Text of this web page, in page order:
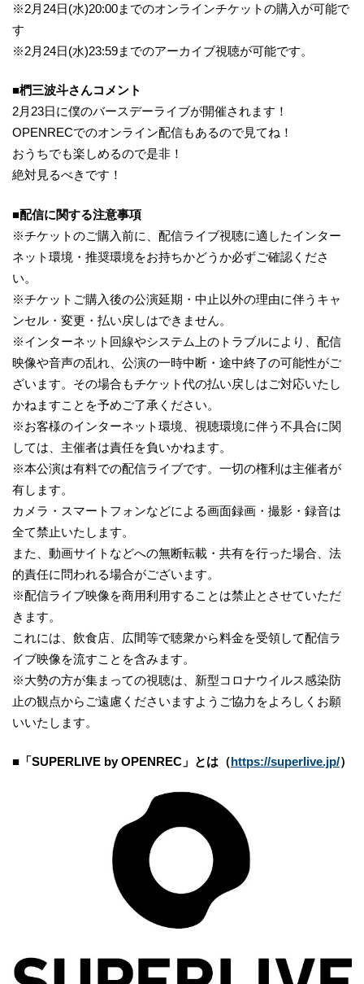
※2月24日(水)20:00までのオンラインチケットの購入が可能で
す
※2月24日(水)23:59までのアーカイブ視聴が可能です。
■椚三波斗さんコメント
2月23日に僕のバースデーライブが開催されます！
OPENRECでのオンライン配信もあるので見てね！
おうちでも楽しめるので是非！
絶対見るべきです！
■配信に関する注意事項
※チケットのご購入前に、配信ライブ視聴に適したインター
ネット環境・推奨環境をお持ちかどうか必ずご確認くださ
い。
※チケットご購入後の公演延期・中止以外の理由に伴うキャ
ンセル・変更・払い戻しはできません。
※インターネット回線やシステム上のトラブルにより、配信
映像や音声の乱れ、公演の一時中断・途中終了の可能性がご
ざいます。その場合もチケット代の払い戻しはご対応いたし
かねますことを予めご了承ください。
※お客様のインターネット環境、視聴環境に伴う不具合に関
しては、主催者は責任を負いかねます。
※本公演は有料での配信ライブです。一切の権利は主催者が
有します。
カメラ・スマートフォンなどによる画面録画・撮影・録音は
全て禁止いたします。
また、動画サイトなどへの無断転載・共有を行った場合、法
的責任に問われる場合がございます。
※配信ライブ映像を商用利用することは禁止とさせていただ
きます。
これには、飲食店、広間等で聴衆から料金を受領して配信ラ
イブ映像を流すことを含みます。
※大勢の方が集まっての視聴は、新型コロナウイルス感染防
止の観点からご遠慮くださいますようご協力をよろしくお願
いいたします。
■「SUPERLIVE by OPENREC」とは（https://superlive.jp/）